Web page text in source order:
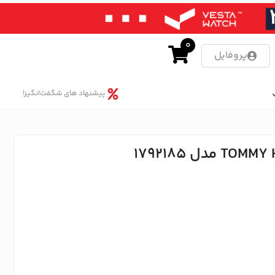
پروفایل
0
پیشنهاد های شگفت‌انگیز!